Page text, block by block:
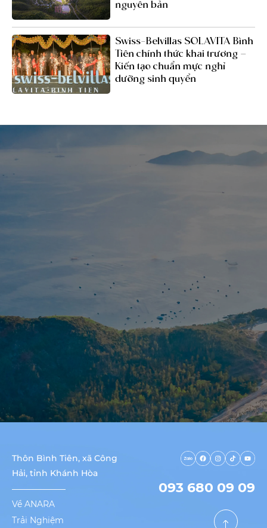
nguyên bản
Swiss-Belvillas SOLAVITA Bình
Tiên chính thức khai trương –
Kiến tạo chuẩn mực nghỉ
dưỡng sinh quyển
Thôn Bình Tiên, xã Công
Hải, tỉnh Khánh Hòa
Về ANARA
Trải Nghiệm
093 680 09 09